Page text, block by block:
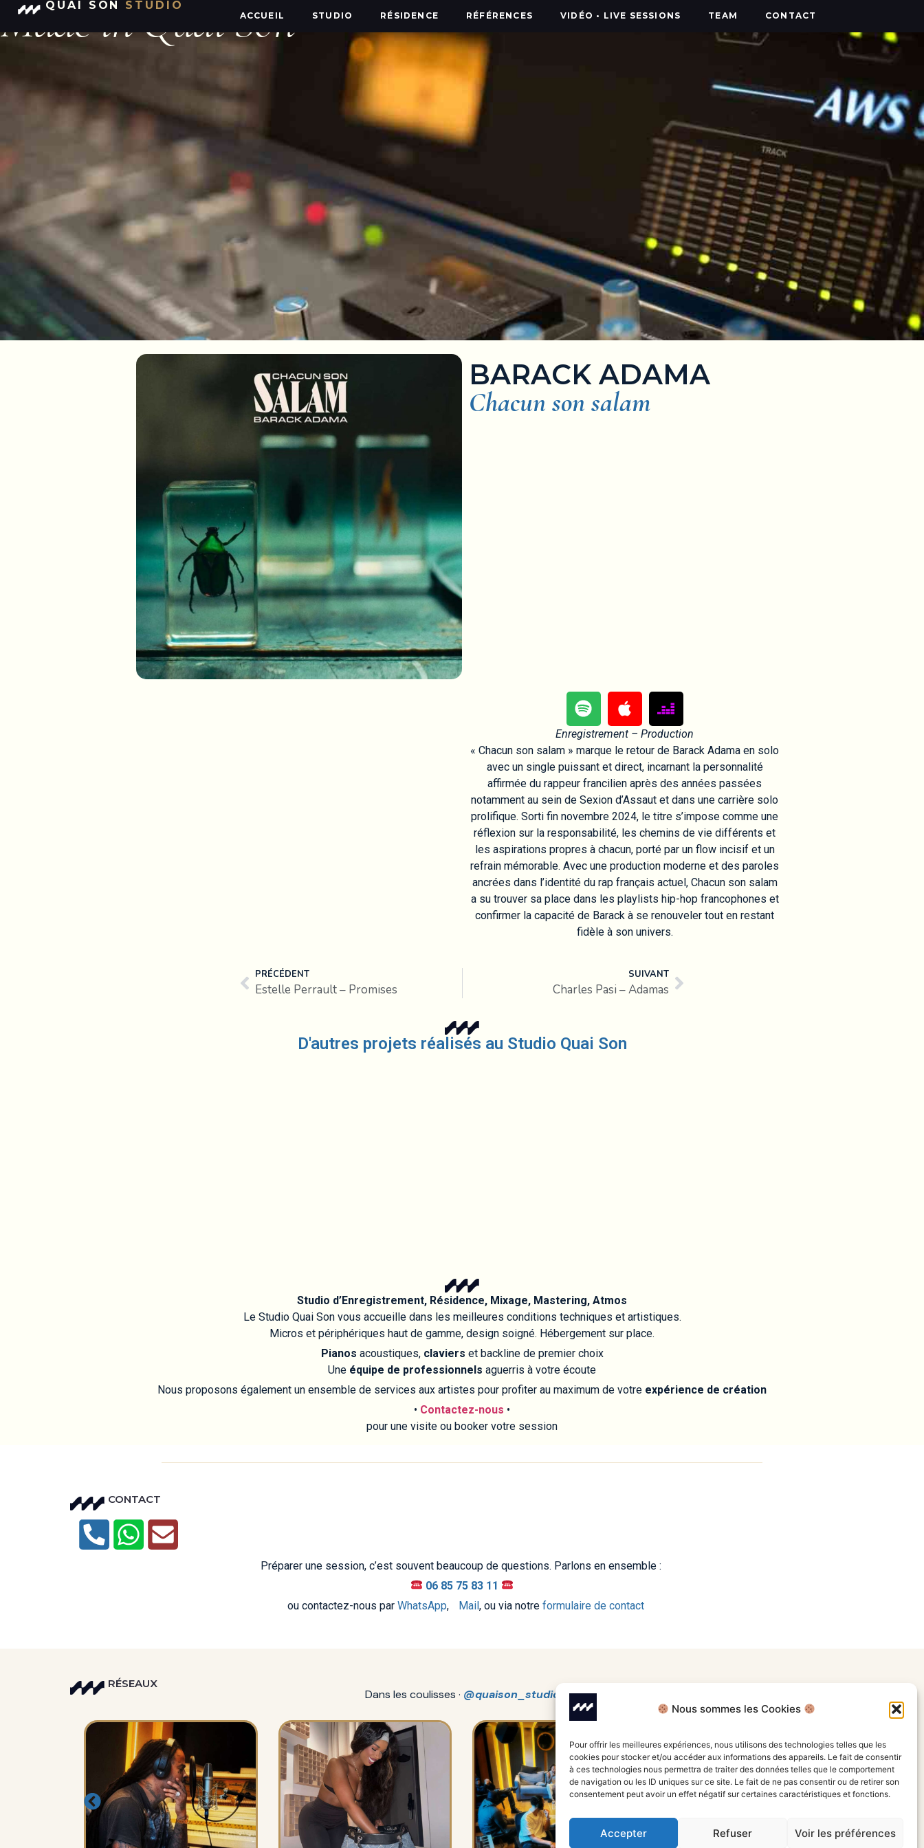
Nous sommes les Cookies
Pour offrir les meilleures expériences, nous utilisons des technologies telles que les
cookies pour stocker et/ou accéder aux informations des appareils. Le fait de consentir
à ces technologies nous permettra de traiter des données telles que le comportement
de navigation ou les ID uniques sur ce site. Le fait de ne pas consentir ou de retirer son
consentement peut avoir un effet négatif sur certaines caractéristiques et fonctions.
Accepter Refuser Voir les préférences
QUAI SON STUDIO
ACCUEIL STUDIO RÉSIDENCE RÉFÉRENCES VIDÉO • LIVE SESSIONS TEAM CONTACT
Made in Quai Son
BARACK ADAMA
Chacun son salam
Enregistrement – Production
« Chacun son salam » marque le retour de Barack Adama en solo
avec un single puissant et direct, incarnant la personnalité
affirmée du rappeur francilien après des années passées
notamment au sein de Sexion d’Assaut et dans une carrière solo
prolifique. Sorti fin novembre 2024, le titre s’impose comme une
réflexion sur la responsabilité, les chemins de vie différents et
les aspirations propres à chacun, porté par un flow incisif et un
refrain mémorable. Avec une production moderne et des paroles
ancrées dans l’identité du rap français actuel, Chacun son salam
a su trouver sa place dans les playlists hip-hop francophones et
confirmer la capacité de Barack à se renouveler tout en restant
fidèle à son univers.
PRÉCÉDENT
Estelle Perrault – Promises
SUIVANT
Charles Pasi – Adamas
D'autres projets réalisés au Studio Quai Son
Studio d’Enregistrement, Résidence, Mixage, Mastering, Atmos
Le Studio Quai Son vous accueille dans les meilleures conditions techniques et artistiques.
Micros et périphériques haut de gamme, design soigné. Hébergement sur place.
Pianos acoustiques, claviers et backline de premier choix
Une équipe de professionnels aguerris à votre écoute
Nous proposons également un ensemble de services aux artistes pour profiter au maximum de votre expérience de création
• Contactez-nous •
pour une visite ou booker votre session
CONTACT
Préparer une session, c’est souvent beaucoup de questions. Parlons en ensemble :
06 85 75 83 11
ou contactez-nous par WhatsApp, Mail, ou via notre formulaire de contact
RÉSEAUX
Dans les coulisses · @quaison_studio